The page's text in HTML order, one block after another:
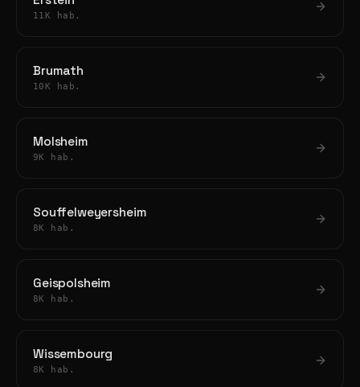
11K hab.
Brumath
10K hab.
Molsheim
9K hab.
Souffelweyersheim
8K hab.
Geispolsheim
8K hab.
Wissembourg
8K hab.